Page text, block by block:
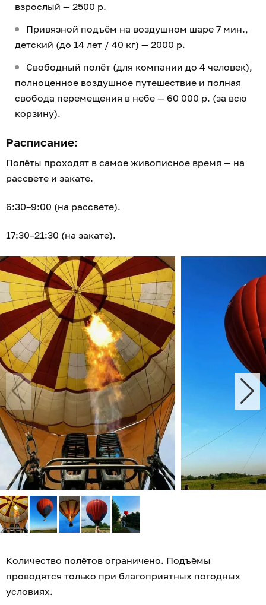
взрослый — 2500 р.
Привязной подъём на воздушном шаре 7 мин.,
детский (до 14 лет / 40 кг) — 2000 р.
Свободный полёт (для компании до 4 человек),
полноценное воздушное путешествие и полная
свобода перемещения в небе — 60 000 р. (за всю
корзину).
Расписание:
Полёты проходят в самое живописное время — на
рассвете и закате.
6:30–9:00 (на рассвете).
17:30–21:30 (на закате).
Количество полётов ограничено. Подъёмы
проводятся только при благоприятных погодных
условиях.